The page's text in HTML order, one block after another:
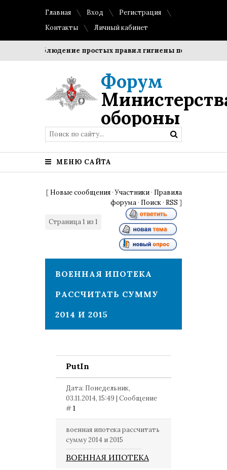
Главная Вход
Регистрация
Контакты
Личный кабинет
Соблюдение простых правил гигиены помогает
Форум
обороны
МЕНЮ САЙТА
[ Новые сообщения ·Участники · Правила
форума · Поиск · RSS ]
Страница1 из 1
ВОЕННАЯ ИПОТЕКА
РАССЧИТАТЬ СУММУ
2014 И 2015
PutIn
Дата: Понедельник,
03.11.2014, 15:49 | Сообщение
#1
военная ипотека рассчитать
сумму 2014 и 2015
ВОЕННАЯ ИПОТЕКА